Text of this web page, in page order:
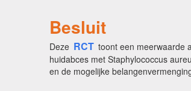
Besluit
Deze RCT toont een meerwaarde
huidabces met Staphylococcus
en de mogelijke